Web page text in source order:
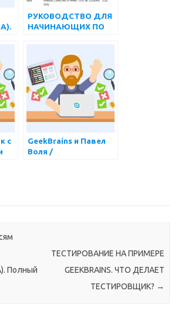
РУКОВОДСТВО ДЛЯ
НАЧИНАЮЩИХ ПО
ДЛЯ
АВТОМАТИЗИРОВАН
НОГО
ТЕСТИРОВАНИЯ
ПРИЛОЖЕНИЙ ДЛЯ
ANDROID
с
GeekBrains и Павел
Воля /
Полный
ТЕСТИРОВАНИЕ НА ПРИМЕРЕ
GEEKBRAINS. ЧТО ДЕЛАЕТ
ТЕСТИРОВЩИК? →